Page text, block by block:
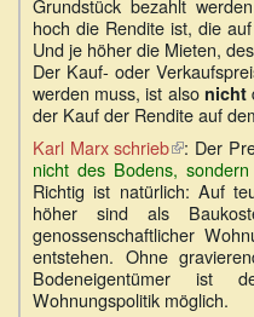
Grundstück bezahlt
hoch die Rendite ist, die
Und je höher die Mieten,
Der Kauf- oder
werden muss, ist also nicht
der Kauf der Rendite auf
Karl Marx schrieb(Link
ist
extern)
: Der
nicht des Bodens,
Richtig ist natürlich: Auf
höher sind als
genossenschaftlicher
entstehen. Ohne
Bodeneigentümer ist
Wohnungspolitik möglich.